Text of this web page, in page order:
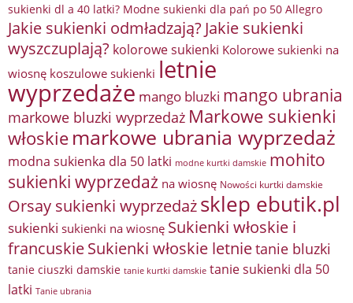
sukienki dl a 40 latki? Modne sukienki dla pań po 50 Allegro
Jakie sukienki odmładzają? Jakie sukienki
wyszczuplają? kolorowe sukienki Kolorowe sukienki na
wiosnę koszulowe sukienki letnie
wyprzedaże mango bluzki mango ubrania
markowe bluzki wyprzedaż Markowe sukienki
włoskie markowe ubrania wyprzedaż
modna sukienka dla 50 latki modne kurtki damskie mohito
sukienki wyprzedaż na wiosnę Nowości kurtki damskie
Orsay sukienki wyprzedażsklep ebutik.pl
sukienki sukienki na wiosnę Sukienki włoskie i
francuskieSukienki włoskie letnietanie bluzki
tanie ciuszki damskie tanie kurtki damskie tanie sukienki dla 50
latki Tanie ubrania